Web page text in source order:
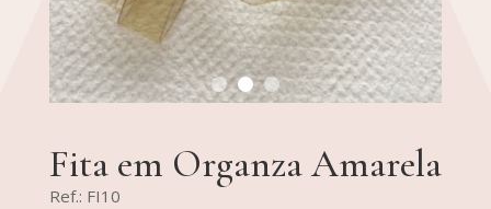
Fita em Organza Amarela
Ref.: FI10